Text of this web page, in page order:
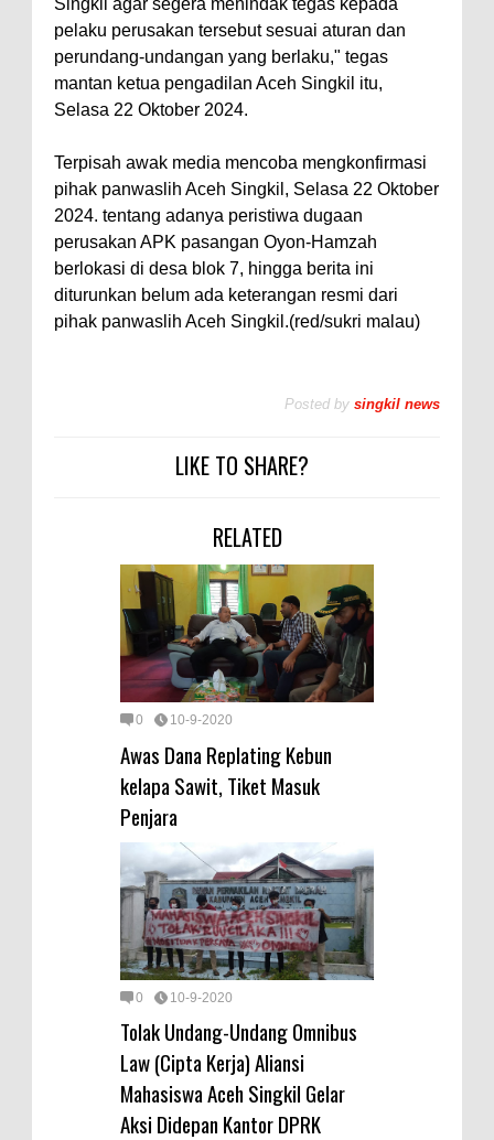
pelaku perusakan tersebut sesuai aturan dan
perundang-undangan yang berlaku," tegas
mantan ketua pengadilan Aceh Singkil itu,
Selasa 22 Oktober 2024.
Terpisah awak media mencoba mengkonfirmasi
pihak panwaslih Aceh Singkil, Selasa 22 Oktober
2024. tentang adanya peristiwa dugaan
perusakan APK pasangan Oyon-Hamzah
berlokasi di desa blok 7, hingga berita ini
diturunkan belum ada keterangan resmi dari
pihak panwaslih Aceh Singkil.(red/sukri malau)
Posted by singkil news
LIKE TO SHARE?
RELATED
0 10-9-2020
Awas Dana Replating Kebun
kelapa Sawit, Tiket Masuk
Penjara
0 10-9-2020
Tolak Undang-Undang Omnibus
Law (Cipta Kerja) Aliansi
Mahasiswa Aceh Singkil Gelar
Aksi Didepan Kantor DPRK